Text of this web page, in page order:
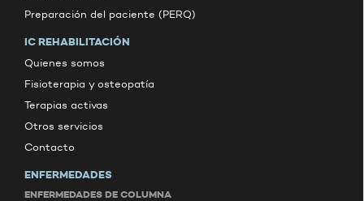
Preparación del paciente (PERQ)
IC REHABILITACIÓN
Quienes somos
Fisioterapia y osteopatía
Terapias activas
Otros servicios
Contacto
ENFERMEDADES
ENFERMEDADES DE COLUMNA